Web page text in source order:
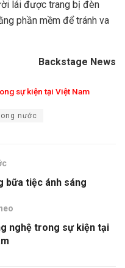
lái được trang bị đèn
phần mềm để tránh va
Backstage News
sự kiện tại Việt Nam
nước
bữa tiệc ánh sáng
nghệ trong sự kiện tại